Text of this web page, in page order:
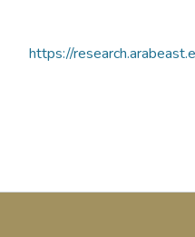
https://